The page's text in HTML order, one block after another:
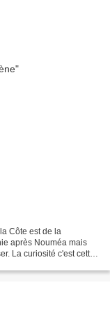
Côte est de la
après Nouméa mais
La curiosité c'est cette